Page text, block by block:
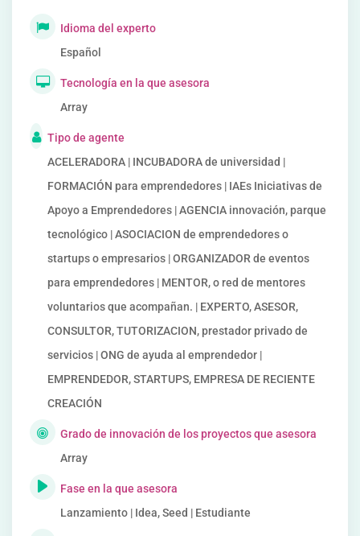
Idioma del experto
Español
Tecnología en la que asesora
Array
Tipo de agente
ACELERADORA | INCUBADORA de universidad |
FORMACIÓN para emprendedores | IAEs Iniciativas de
Apoyo a Emprendedores | AGENCIA innovación, parque
tecnológico | ASOCIACION de emprendedores o
startups o empresarios | ORGANIZADOR de eventos
para emprendedores | MENTOR, o red de mentores
voluntarios que acompañan. | EXPERTO, ASESOR,
CONSULTOR, TUTORIZACION, prestador privado de
servicios | ONG de ayuda al emprendedor |
EMPRENDEDOR, STARTUPS, EMPRESA DE RECIENTE
CREACIÓN
Grado de innovación de los proyectos que asesora
Array
Fase en la que asesora
Lanzamiento | Idea, Seed | Estudiante